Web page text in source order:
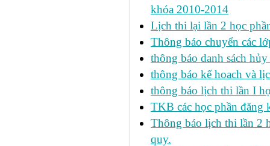
khóa 2010-2014
Lịch thi lại lần 2 học
Thông báo chuyển các
thông báo danh sách
thông báo kế hoach và
thông báo lịch thi lần I
TKB các học phần
Thông báo lịch thi lần 2
quy.